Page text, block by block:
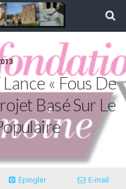
« Fous De
Basé Sur Le
Épingler E-mail